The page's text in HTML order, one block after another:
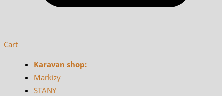
Cart
Karavan shop:
Markízy
STANY